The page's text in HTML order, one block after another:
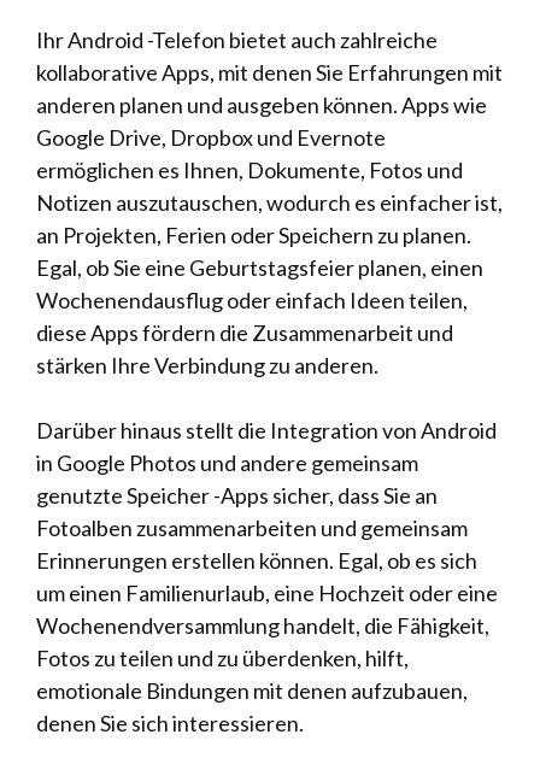
Ihr Android -Telefon bietet auch zahlreiche
kollaborative Apps, mit denen Sie Erfahrungen mit
anderen planen und ausgeben können. Apps wie
Google Drive, Dropbox und Evernote
ermöglichen es Ihnen, Dokumente, Fotos und
Notizen auszutauschen, wodurch es einfacher ist,
an Projekten, Ferien oder Speichern zu planen.
Egal, ob Sie eine Geburtstagsfeier planen, einen
Wochenendausflug oder einfach Ideen teilen,
diese Apps fördern die Zusammenarbeit und
stärken Ihre Verbindung zu anderen.
Darüber hinaus stellt die Integration von Android
in Google Photos und andere gemeinsam
genutzte Speicher -Apps sicher, dass Sie an
Fotoalben zusammenarbeiten und gemeinsam
Erinnerungen erstellen können. Egal, ob es sich
um einen Familienurlaub, eine Hochzeit oder eine
Wochenendversammlung handelt, die Fähigkeit,
Fotos zu teilen und zu überdenken, hilft,
emotionale Bindungen mit denen aufzubauen,
denen Sie sich interessieren.